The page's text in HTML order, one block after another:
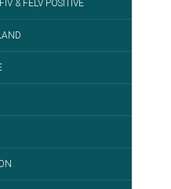
& FELV POSITIVE